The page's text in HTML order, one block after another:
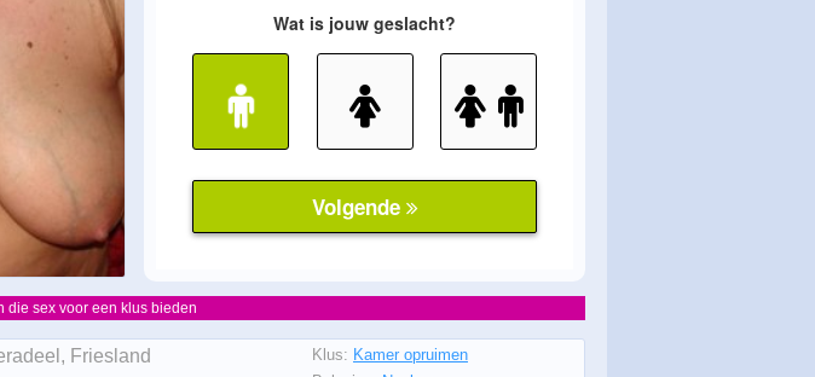
die sex voor een klus bieden
Friesland Klus: Kamer opruimen